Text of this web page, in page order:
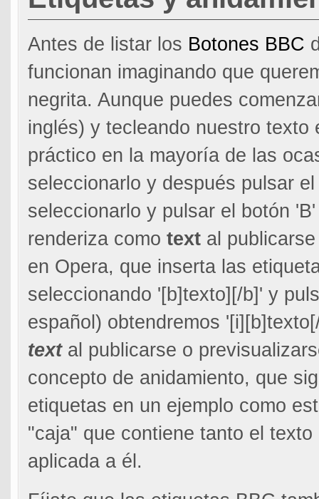
Antes de listar los Botones BBC
funcionan imaginando que
negrita. Aunque puedes
inglés) y tecleando nuestro
práctico en la mayoría de las
seleccionarlo y después pulsar
seleccionarlo y pulsar el botón
renderiza como textal publicarse
en Opera, que inserta las
seleccionando '[b]texto][/b]' y
español) obtendremos
textal publicarse o
concepto de anidamiento, que
etiquetas en un ejemplo como
"caja" que contiene tanto el
aplicada a él.